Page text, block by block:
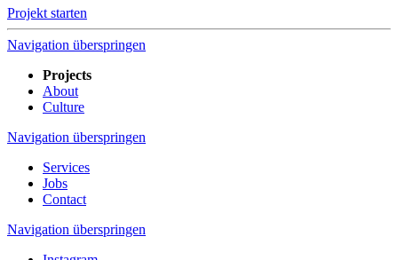
Projekt starten
Navigation überspringen
Projects
About
Culture
Navigation überspringen
Services
Jobs
Contact
Navigation überspringen